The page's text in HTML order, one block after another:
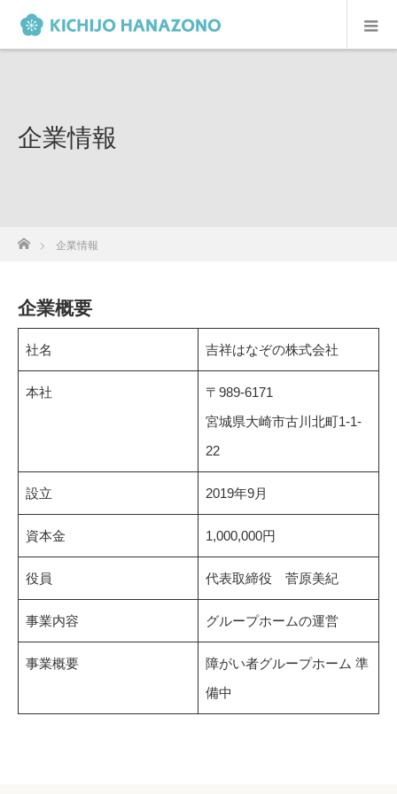
企業情報
ホーム
企業情報
企業概要
社名 吉祥はなぞの株式会社
本社
〒989-6171
宮城県大崎市古川北町1-1-
22
設立 2019年9月
資本金 1,000,000円
役員 代表取締役 菅原美紀
事業内容 グループホームの運営
事業概要
障がい者グループホーム 準
備中